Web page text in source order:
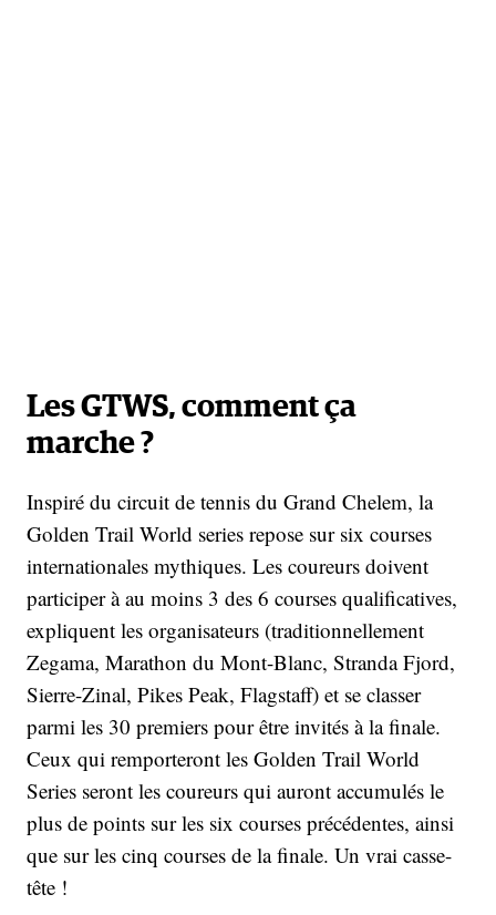
Les GTWS, comment ça
marche ?
Inspiré du circuit de tennis du Grand Chelem, la
Golden Trail World series repose sur six courses
internationales mythiques. Les coureurs doivent
participer à au moins 3 des 6 courses qualificatives,
expliquent les organisateurs (traditionnellement
Zegama, Marathon du Mont-Blanc, Stranda Fjord,
Sierre-Zinal, Pikes Peak, Flagstaff) et se classer
parmi les 30 premiers pour être invités à la finale.
Ceux qui remporteront les Golden Trail World
Series seront les coureurs qui auront accumulés le
plus de points sur les six courses précédentes, ainsi
que sur les cinq courses de la finale. Un vrai casse-
tête !